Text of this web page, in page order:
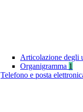
Articolazione degli
Organigramma 1
Telefono e posta